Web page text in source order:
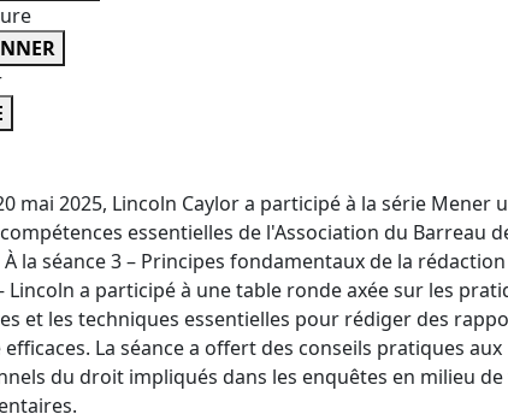
mai 2025, Lincoln Caylor a participé à la série Mener
essentielles de l'Association du Barreau
À la séance 3 – Principes fondamentaux de la
Lincoln a participé à une table ronde axée sur les
et les techniques essentielles pour rédiger des
La séance a offert des conseils pratiques aux
du droit impliqués dans les enquêtes en milieu